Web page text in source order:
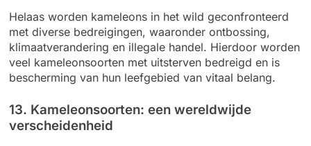
Helaas worden kameleons in het wild geconfronteerd
met diverse bedreigingen, waaronder ontbossing,
klimaatverandering en illegale handel. Hierdoor worden
veel kameleonsoorten met uitsterven bedreigd en is
bescherming van hun leefgebied van vitaal belang.
13. Kameleonsoorten: een wereldwijde
verscheidenheid